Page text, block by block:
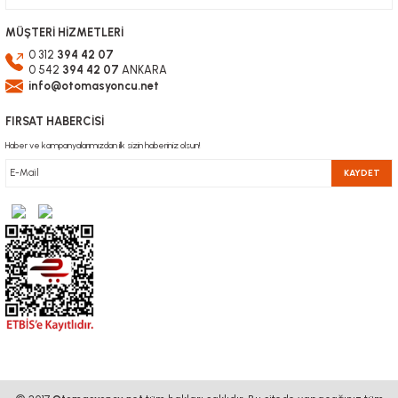
MÜŞTERİ HİZMETLERİ
0 312 394 42 07
0 542 394 42 07 ANKARA
info@otomasyoncu.net
FIRSAT HABERCİSİ
Haber ve kampanyalarımızdan ilk sizin haberiniz olsun!
KAYDET